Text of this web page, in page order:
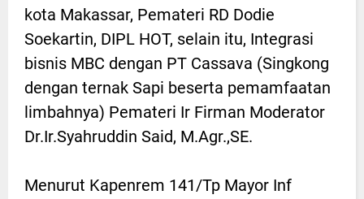
kota Makassar, Pemateri RD Dodie
Soekartin, DIPL HOT, selain itu, Integrasi
bisnis MBC dengan PT Cassava (Singkong
dengan ternak Sapi beserta pemamfaatan
limbahnya) Pemateri Ir Firman Moderator
Dr.Ir.Syahruddin Said, M.Agr.,SE.
Menurut Kapenrem 141/Tp Mayor Inf